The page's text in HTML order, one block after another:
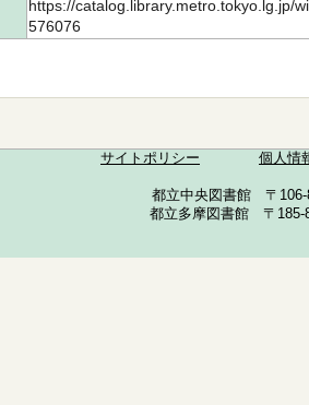
https://catalog.library.metro.tokyo.lg.jp/
576076
サイトポリシー 個人情
都立中央図書館 〒
都立多摩図書館 〒185-